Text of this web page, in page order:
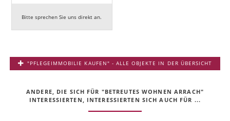
Bitte sprechen Sie uns direkt an.
"PFLEGEIMMOBILIE KAUFEN" - ALLE OBJEKTE IN DER ÜBERSICHT
ANDERE, DIE SICH FÜR "BETREUTES WOHNEN ARRACH"
INTERESSIERTEN, INTERESSIERTEN SICH AUCH FÜR ...